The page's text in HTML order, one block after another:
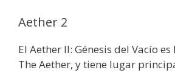
Aether 2
El Aether II: Génesis del Vacío
The Aether, y tiene lugar